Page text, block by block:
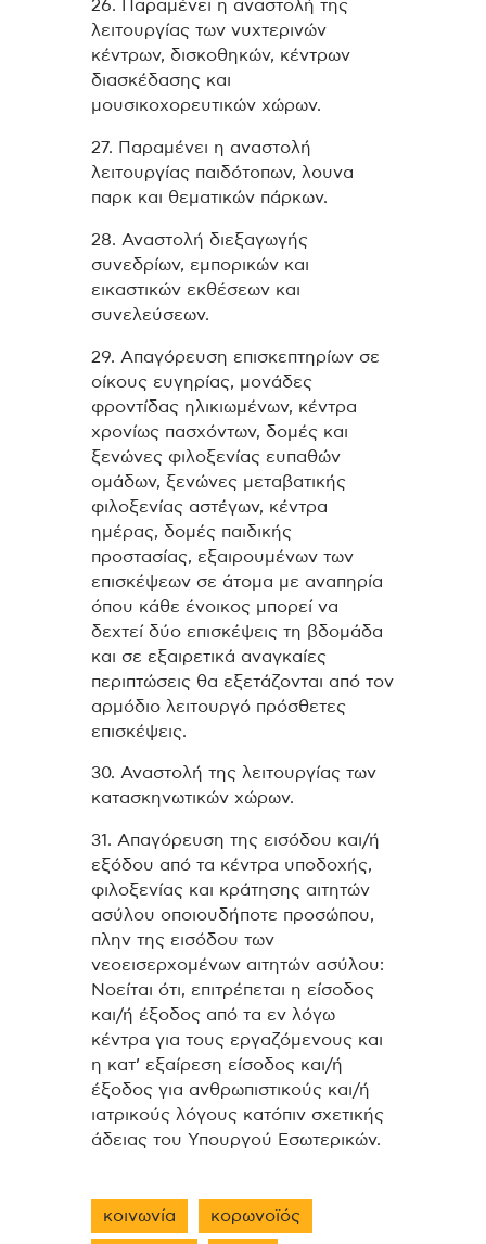
26. Παραμένει η αναστολή της
λειτουργίας των νυχτερινών
κέντρων, δισκοθηκών, κέντρων
διασκέδασης και
μουσικοχορευτικών χώρων.
27. Παραμένει η αναστολή
λειτουργίας παιδότοπων, λουνα
παρκ και θεματικών πάρκων.
28. Αναστολή διεξαγωγής
συνεδρίων, εμπορικών και
εικαστικών εκθέσεων και
συνελεύσεων.
29. Απαγόρευση επισκεπτηρίων σε
οίκους ευγηρίας, μονάδες
φροντίδας ηλικιωμένων, κέντρα
χρονίως πασχόντων, δομές και
ξενώνες φιλοξενίας ευπαθών
ομάδων, ξενώνες μεταβατικής
φιλοξενίας αστέγων, κέντρα
ημέρας, δομές παιδικής
προστασίας, εξαιρουμένων των
επισκέψεων σε άτομα με αναπηρία
όπου κάθε ένοικος μπορεί να
δεχτεί δύο επισκέψεις τη βδομάδα
και σε εξαιρετικά αναγκαίες
περιπτώσεις θα εξετάζονται από τον
αρμόδιο λειτουργό πρόσθετες
επισκέψεις.
30. Αναστολή της λειτουργίας των
κατασκηνωτικών χώρων.
31. Απαγόρευση της εισόδου και/ή
εξόδου από τα κέντρα υποδοχής,
φιλοξενίας και κράτησης αιτητών
ασύλου οποιουδήποτε προσώπου,
πλην της εισόδου των
νεοεισερχομένων αιτητών ασύλου:
Νοείται ότι, επιτρέπεται η είσοδος
και/ή έξοδος από τα εν λόγω
κέντρα για τους εργαζόμενους και
η κατ’ εξαίρεση είσοδος και/ή
έξοδος για ανθρωπιστικούς και/ή
ιατρικούς λόγους κατόπιν σχετικής
άδειας του Υπουργού Εσωτερικών.
κοινωνία κορωνοϊός